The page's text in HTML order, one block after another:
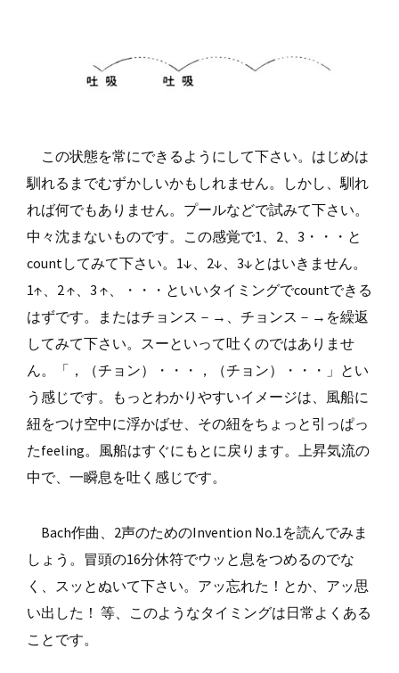
この状態を常にできるようにして下さい。はじめは
馴れるまでむずかしいかもしれません。しかし、馴れ
れば何でもありません。プールなどで試みて下さい。
中々沈まないものです。この感覚で1、2、3・・・と
countしてみて下さい。1↓、2↓、3↓とはいきません。
1↑、2 ↑、3 ↑、・・・といいタイミングでcountできる
はずです。またはチョンス－→、チョンス－→を繰返
してみて下さい。スーといって吐くのではありませ
ん。「，（チョン）・・・，（チョン）・・・」とい
う感じです。もっとわかりやすいイメージは、風船に
紐をつけ空中に浮かばせ、その紐をちょっと引っぱっ
たfeeling。風船はすぐにもとに戻ります。上昇気流の
中で、一瞬息を吐く感じです。
Bach作曲、2声のためのInvention No.1を読んでみま
しょう。冒頭の16分休符でウッと息をつめるのでな
く、スッとぬいて下さい。アッ忘れた！とか、アッ思
い出した！ 等、このようなタイミングは日常よくある
ことです。